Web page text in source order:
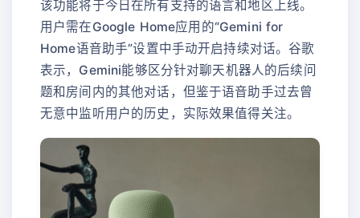
该功能将于今日在所有支持的语言和地区上线。
用户需在Google Home应用的“Gemini for
Home语音助手”设置中手动开启持续对话。谷歌
表示，Gemini能够区分针对聊天机器人的后续问
题和房间内的其他对话，但鉴于语音助手过去曾
无意中监听用户的历史，实际效果值得关注。